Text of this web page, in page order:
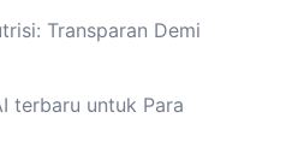
Transparan Demi
terbaru untuk Para